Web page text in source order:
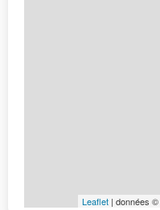
Leaflet | données ©